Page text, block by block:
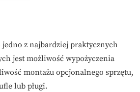
z najbardziej praktycznych
jest możliwość wypożyczenia
montażu opcjonalnego sprzętu,
lub pługi.